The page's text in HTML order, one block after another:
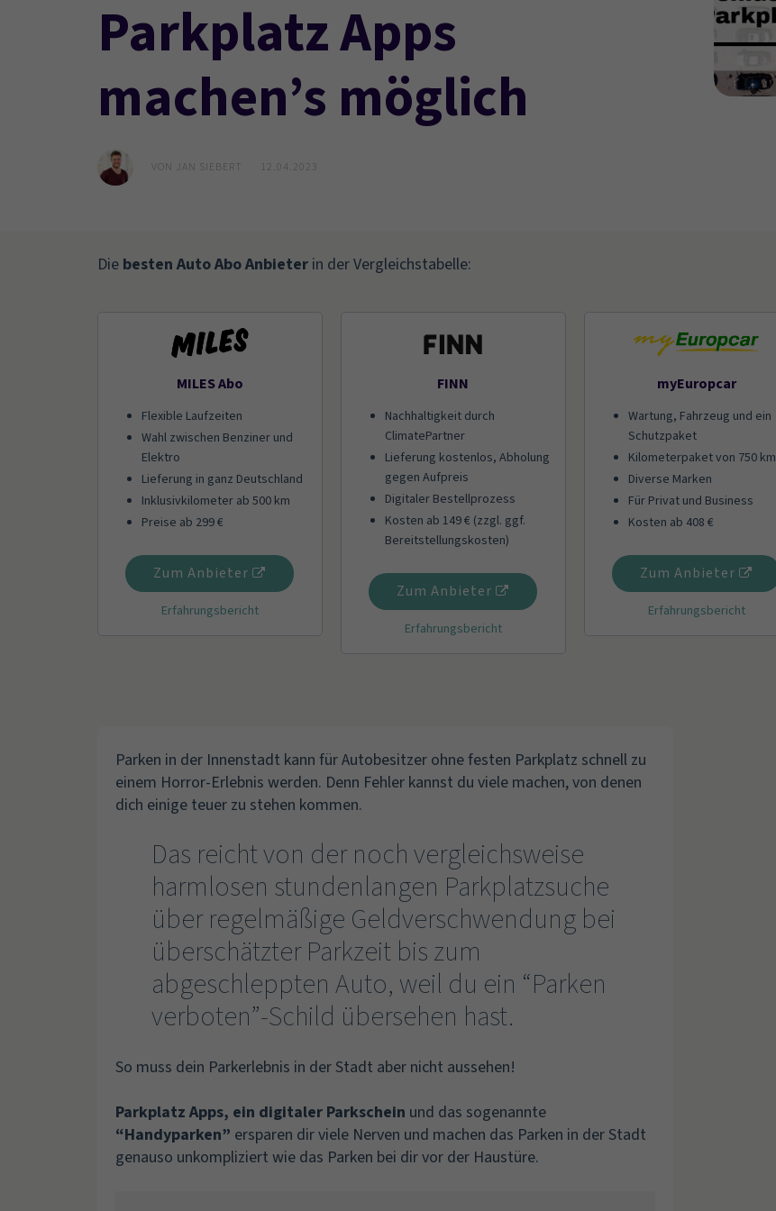
Parkplatz Apps
machen’s möglich
VON JAN SIEBERT 12.04.2023
Die besten Auto Abo Anbieter in der Vergleichstabelle:
MILES Abo
Flexible Laufzeiten
Wahl zwischen Benziner und
Elektro
Lieferung in ganz Deutschland
Inklusivkilometer ab 500 km
Preise ab 299 €
Zum Anbieter
Erfahrungsbericht
FINN
Nachhaltigkeit durch
ClimatePartner
Lieferung kostenlos, Abholung
gegen Aufpreis
Digitaler Bestellprozess
Kosten ab 149 € (zzgl. ggf.
Bereitstellungskosten)
Zum Anbieter
Erfahrungsbericht
myEuropcar
Wartung, Fahrzeug und ein
Schutzpaket
Kilometerpaket von 750 km
Diverse Marken
Für Privat und Business
Kosten ab 408 €
Zum Anbieter
Erfahrungsbericht
Parken in der Innenstadt kann für Autobesitzer ohne festen Parkplatz schnell zu
einem Horror-Erlebnis werden. Denn Fehler kannst du viele machen, von denen
dich einige teuer zu stehen kommen.
Das reicht von der noch vergleichsweise
harmlosen stundenlangen Parkplatzsuche
über regelmäßige Geldverschwendung bei
überschätzter Parkzeit bis zum
abgeschleppten Auto, weil du ein “Parken
verboten”-Schild übersehen hast.
So muss dein Parkerlebnis in der Stadt aber nicht aussehen!
Parkplatz Apps, ein digitaler Parkschein und das sogenannte
“Handyparken” ersparen dir viele Nerven und machen das Parken in der Stadt
genauso unkompliziert wie das Parken bei dir vor der Haustüre.